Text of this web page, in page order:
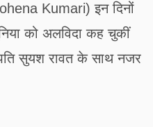
Kumari) इन दिनों
को अलविदा कह चुकीं
सुयश रावत के साथ नजर